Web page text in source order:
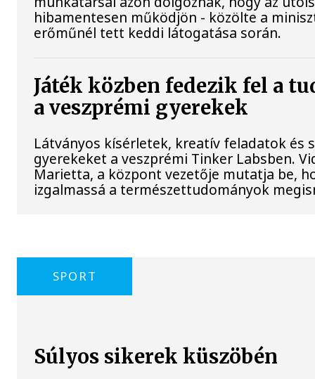
hibamentesen működjön - közölte a
erőműnél tett keddi látogatása során.
Játék közben fedezik fel a
a veszprémi gyerekek
Látványos kísérletek, kreatív feladatok és
gyerekeket a veszprémi Tinker Labsben.
Marietta, a központ vezetője mutatja be,
izgalmassá a természettudományok
SPORT
Súlyos sikerek küszöbén